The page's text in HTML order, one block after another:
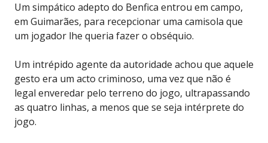
Um simpático adepto do Benfica entrou em campo,
em Guimarães, para recepcionar uma camisola que
um jogador lhe queria fazer o obséquio.
Um intrépido agente da autoridade achou que aquele
gesto era um acto criminoso, uma vez que não é
legal enveredar pelo terreno do jogo, ultrapassando
as quatro linhas, a menos que se seja intérprete do
jogo.